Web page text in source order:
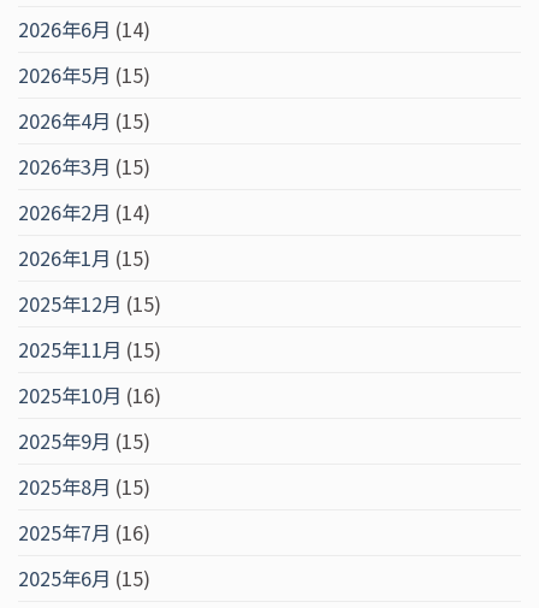
2026年6月 (14)
2026年5月 (15)
2026年4月 (15)
2026年3月 (15)
2026年2月 (14)
2026年1月 (15)
2025年12月 (15)
2025年11月 (15)
2025年10月 (16)
2025年9月 (15)
2025年8月 (15)
2025年7月 (16)
2025年6月 (15)